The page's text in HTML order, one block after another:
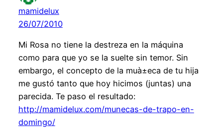
mamidelux
26/07/2010
Mi Rosa no tiene la destreza en la máquina
como para que yo se la suelte sin temor. Sin
embargo, el concepto de la muà±eca de tu hija
me gustó tanto que hoy hicimos (juntas) una
parecida. Te paso el resultado:
http://mamidelux.com/munecas-de-trapo-en-
domingo/